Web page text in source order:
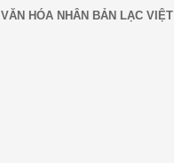
VĂN HÓA NHÂN BẢN LẠC VIỆT